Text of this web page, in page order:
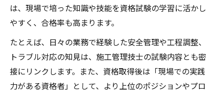
は、現場で培った知識や技能を資格試験の学習に活かし
やすく、合格率も高まります。
たとえば、日々の業務で経験した安全管理や工程調整、
トラブル対応の知見は、施工管理技士の試験内容とも密
接にリンクします。また、資格取得後は「現場での実践
力がある資格者」として、より上位のポジションやプロ